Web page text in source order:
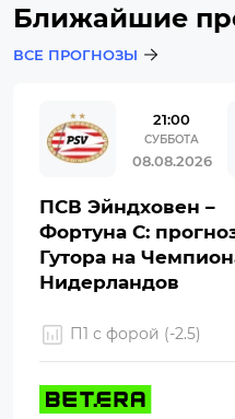
Ближайшие
ВСЕ ПРОГНОЗЫ
21:00
СУББОТА
08.08.2026
ПСВ Эйндховен –
Фортуна С:
Гутора на
Нидерландов
П1 с форой (-2.5)